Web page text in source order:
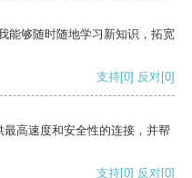
能够随时随地学习新知识，拓宽
支持[0] 反对[0]
高速度和安全性的连接，并帮
支持[0] 反对[0]